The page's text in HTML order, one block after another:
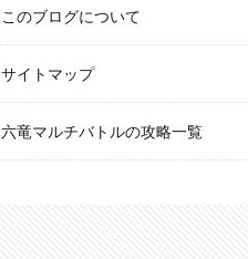
このブログについて
サイトマップ
六竜マルチバトルの攻略一覧